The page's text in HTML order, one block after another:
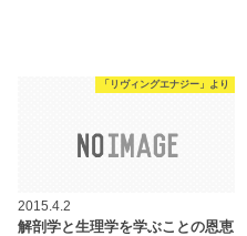
「リヴィングエナジー」より
2015.4.2
解剖学と生理学を学ぶことの恩恵